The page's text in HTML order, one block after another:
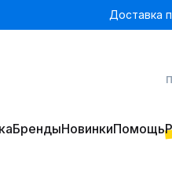
Доставка
БрендыНовинкиПомощь